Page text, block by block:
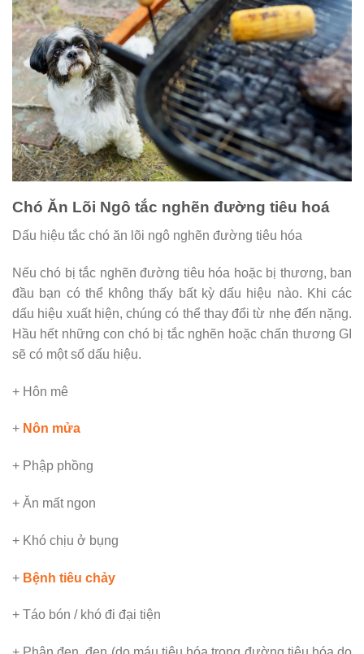
Chó Ăn Lõi Ngô tắc nghẽn đường tiêu hoá
Dấu hiệu tắc chó ăn lõi ngô nghẽn đường tiêu hóa
Nếu chó bị tắc nghẽn đường tiêu hóa hoặc bị thương, ban
đầu bạn có thể không thấy bất kỳ dấu hiệu nào. Khi các
dấu hiệu xuất hiện, chúng có thể thay đổi từ nhẹ đến nặng.
Hầu hết những con chó bị tắc nghẽn hoặc chấn thương GI
sẽ có một số dấu hiệu.
+ Hôn mê
+ Nôn mửa
+ Phập phồng
+ Ăn mất ngon
+ Khó chịu ở bụng
+ Bệnh tiêu chảy
+ Táo bón / khó đi đại tiện